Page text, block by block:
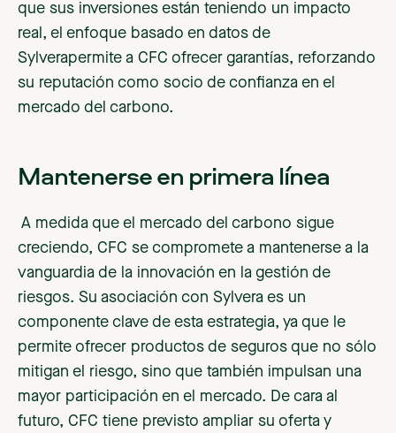
que sus inversiones están teniendo un impacto
real, el enfoque basado en datos de
Sylverapermite a CFC ofrecer garantías, reforzando
su reputación como socio de confianza en el
mercado del carbono.
Mantenerse en primera línea
A medida que el mercado del carbono sigue
creciendo, CFC se compromete a mantenerse a la
vanguardia de la innovación en la gestión de
riesgos. Su asociación con Sylvera es un
componente clave de esta estrategia, ya que le
permite ofrecer productos de seguros que no sólo
mitigan el riesgo, sino que también impulsan una
mayor participación en el mercado. De cara al
futuro, CFC tiene previsto ampliar su oferta y